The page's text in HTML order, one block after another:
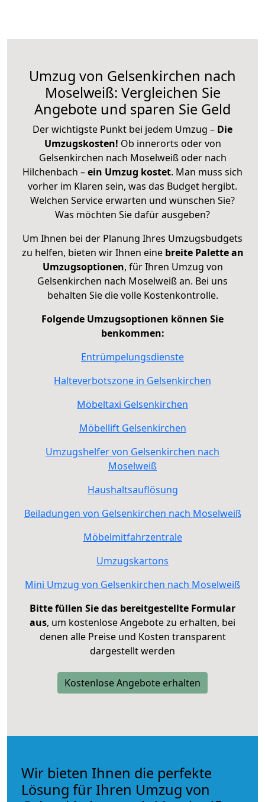
Umzug von Gelsenkirchen nach
Moselweiß: Vergleichen Sie
Angebote und sparen Sie Geld
Der wichtigste Punkt bei jedem Umzug – Die
Umzugskosten! Ob innerorts oder von
Gelsenkirchen nach Moselweiß oder nach
Hilchenbach –ein Umzug kostet. Man muss sich
vorher im Klaren sein, was das Budget hergibt.
Welchen Service erwarten und wünschen Sie?
Was möchten Sie dafür ausgeben?
Um Ihnen bei der Planung Ihres Umzugsbudgets
zu helfen, bieten wir Ihnen eine breite Palette an
Umzugsoptionen, für Ihren Umzug von
Gelsenkirchen nach Moselweiß an. Bei uns
behalten Sie die volle Kostenkontrolle.
Folgende Umzugsoptionen können Sie
benkommen:
Entrümpelungsdienste
Halteverbotszone in Gelsenkirchen
Möbeltaxi Gelsenkirchen
Möbellift Gelsenkirchen
Umzugshelfer von Gelsenkirchen nach
Moselweiß
Haushaltsauflösung
Beiladungen von Gelsenkirchen nach Moselweiß
Möbelmitfahrzentrale
Umzugskartons
Mini Umzug von Gelsenkirchen nach Moselweiß
Bitte füllen Sie das bereitgestellte Formular
aus, um kostenlose Angebote zu erhalten, bei
denen alle Preise und Kosten transparent
dargestellt werden
Kostenlose Angebote erhalten
Wir bieten Ihnen die perfekte
Lösung für Ihren Umzug von